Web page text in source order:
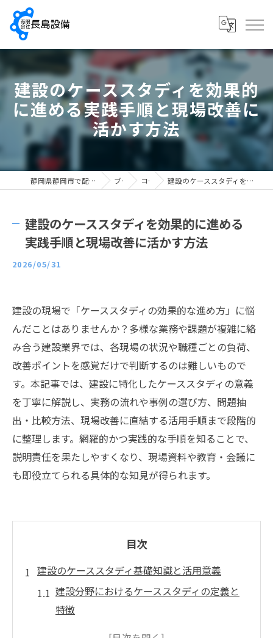
建設のケーススタディを効果的
に進める実践手順と現場改善に
活かす方法
静岡県静岡市で配管工の求人なら有限会社長島設備 ブログ コラム 建設のケーススタディを効果的に進める実践手順と現場改善に活かす方法
建設のケーススタディを効果的に進める
実践手順と現場改善に活かす方法
2026/05/31
建設の現場で「ケーススタディの効果的な進め方」に悩
んだことはありませんか？多様な業務や課題が複雑に絡
み合う建設業界では、各現場の状況や職種ごとの負荷、
改善ポイントを感覚だけで判断するのは難しいもので
す。本記事では、建設に特化したケーススタディの意義
を丁寧に解説し、実務の流れや事例の選び方、問題抽
出・比較方法、現場改善に直結する活用手順まで段階的
に整理します。網羅的かつ実践的な手順を知ることで、
説明責任を果たしやすくなり、現場資料や教育・会議に
も即役立てられる具体的な知見が得られます。
目次
建設のケーススタディ基礎知識と活用意義
建設分野におけるケーススタディの定義と
特徴
ケーススタディ方式の建設業での基本的な